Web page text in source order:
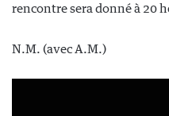
rencontre sera donné à 20
N.M. (avec A.M.)